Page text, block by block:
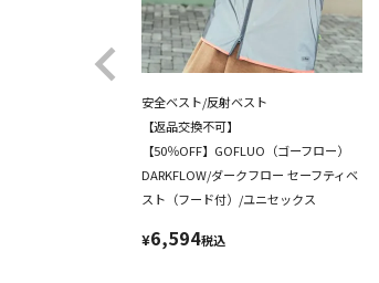
安全ベスト/反射ベスト
【返品交換不可】
【50％OFF】GOFLUO（ゴーフロー）
DARKFLOW/ダークフロー セーフティベ
スト（フード付）/ユニセックス
¥6,594税込